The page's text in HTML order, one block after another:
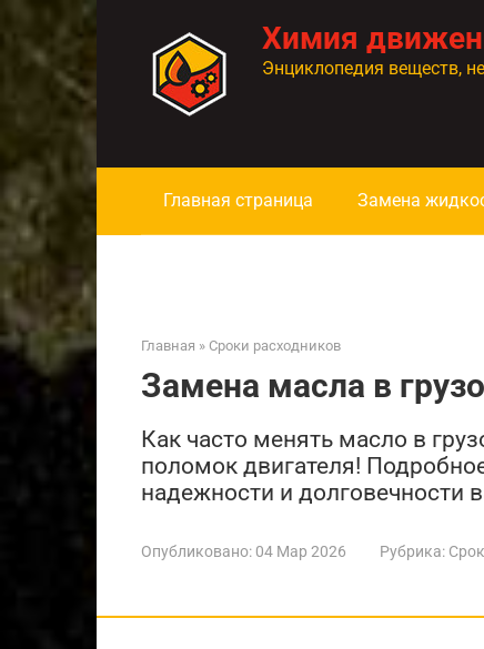
контенту
Химия
Энциклопедия веществ,
Главная страница Замена
Главная » Сроки расходников
Замена масла в
Как часто менять масло в
поломок двигателя!
надежности и долговечности
Опубликовано: 04 Мар 2026 Рубрика: